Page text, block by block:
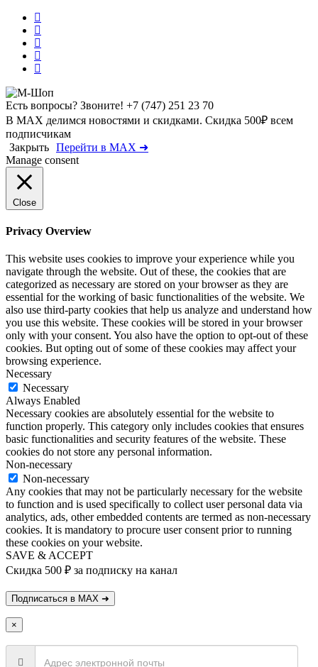
Есть вопросы? Звоните! +7 (747) 251 23 70
В MAX делимся новостями и скидками. Скидка 500₽ всем
подписчикам
Закрыть Перейти в MAX ➜
Manage consent
Close
Privacy Overview
This website uses cookies to improve your experience while you
navigate through the website. Out of these, the cookies that are
categorized as necessary are stored on your browser as they are
essential for the working of basic functionalities of the website. We
also use third-party cookies that help us analyze and understand how
you use this website. These cookies will be stored in your browser
only with your consent. You also have the option to opt-out of these
cookies. But opting out of some of these cookies may affect your
browsing experience.
Necessary
Necessary
Always Enabled
Necessary cookies are absolutely essential for the website to
function properly. This category only includes cookies that ensures
basic functionalities and security features of the website. These
cookies do not store any personal information.
Non-necessary
Non-necessary
Any cookies that may not be particularly necessary for the website
to function and is used specifically to collect user personal data via
analytics, ads, other embedded contents are termed as non-necessary
cookies. It is mandatory to procure user consent prior to running
these cookies on your website.
SAVE & ACCEPT
Скидка 500 ₽ за подписку на канал
×